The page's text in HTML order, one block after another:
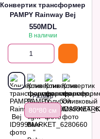
Конвертик трансформер
PAMPY Rainway Bej
550MDL
В наличии
Размер
80*80 см